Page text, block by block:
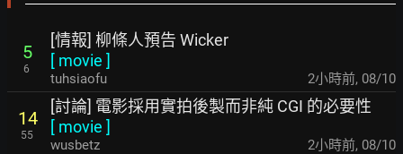
5
6
[情報] 柳條人預告 Wicker
[ movie ]
tuhsiaofu 2小時前, 08/10
14
55
[討論] 電影採用實拍後製而非純 CGI 的必要性
[ movie ]
wusbetz 2小時前, 08/10